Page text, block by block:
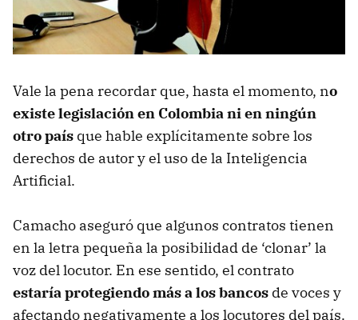
Vale la pena recordar que, hasta el momento, no
existe legislación en Colombia ni en ningún
otro país que hable explícitamente sobre los
derechos de autor y el uso de la Inteligencia
Artificial.
Camacho aseguró que algunos contratos tienen
en la letra pequeña la posibilidad de ‘clonar’ la
voz del locutor. En ese sentido, el contrato
estaría protegiendo más a los bancos de voces y
afectando negativamente a los locutores del país.